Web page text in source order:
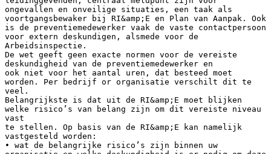
ongevallen en onveilige situaties, een taak als
voortgangsbewaker bij RI&amp;E en Plan van Aanpak. Ook
is de preventiemedewerker vaak de vaste contactpersoon
voor extern deskundigen, alsmede voor de
Arbeidsinspectie.
De wet geeft geen exacte normen voor de vereiste
deskundigheid van de preventiemedewerker en
ook niet voor het aantal uren, dat besteed moet
worden. Per bedrijf or organisatie verschilt dit te
veel.
Belangrijkste is dat uit de RI&amp;E moet blijken
welke risico’s van belang zijn om dit vereiste niveau
vast
te stellen. Op basis van de RI&amp;E kan namelijk
vastgesteld worden:
• wat de belangrijke risico’s zijn binnen uw